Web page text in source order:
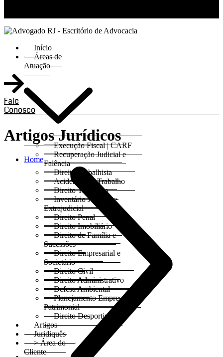
Início
Áreas de
Atuação
Execução Fiscal | CARF
Recuperação Judicial e
Falência
Direito Trabalhista
Acidentes do Trabalho
Direito Tributário
Inventário Judicial e
Extrajudicial
Direito Penal
Direito Imobiliário
Direito de Família e
Sucessões
Direito Empresarial e
Societário
Direito Civil
Direito Administrativo
Defesa Ambiental
Planejamento Empresarial e
Patrimonial
Direito Desportivo
Artigos
Juridiquês
> Área do
Cliente
Fale
Conosco
Artigos Jurídicos
Home